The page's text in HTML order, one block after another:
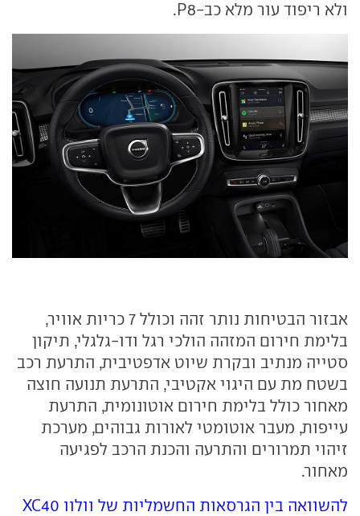
ולא ריפוד עור מלא כב-P8.
אבזור הבטיחות נותר זהה וכולל 7 כריות אוויר,
בלימת חירום המזהה הולכי רגל ודו-גלגלי, תיקון
סטייה מנתיב ובקרת שיוט אדפטיבית, התרעת רכב
בשטח מת עם היגוי אקטיבי, התרעת תנועה חוצה
מאחור כולל בלימת חירום אוטונומית, התרעת
עייפות, מעבר אוטומטי לאורות גבוהים, מערכת
זיהוי תמרורים והתרעה והכנת הרכב לפגיעה
מאחור.
להשוואה בין הגרסאות החשמליות של וולוו XC40